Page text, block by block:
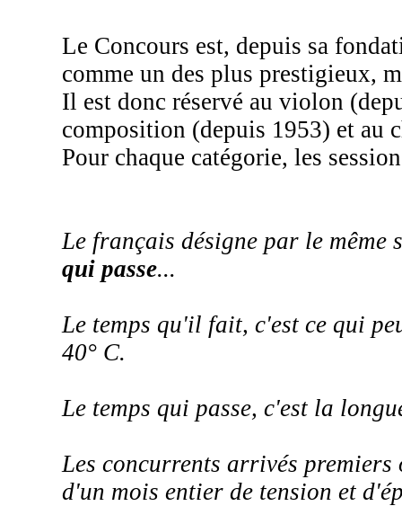
Le Concours est, depuis sa
comme un des plus prestigieux,
Il est donc réservé au violon
composition (depuis 1953) et au
Pour chaque catégorie, les
Le français désigne par le même
qui passe...
Le temps qu'il fait, c'est ce qui
40° C.
Le temps qui passe, c'est la
Les concurrents arrivés
d'un mois entier de tension et